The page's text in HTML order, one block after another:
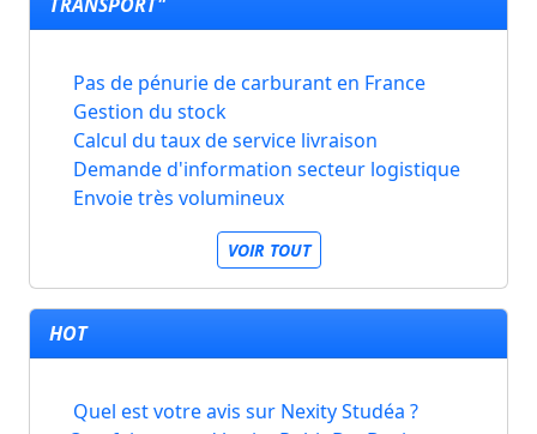
Pas de pénurie de carburant en France
Gestion du stock
Calcul du taux de service livraison
Demande d'information secteur logistique
Envoie très volumineux
VOIR TOUT
HOT
Quel est votre avis sur Nexity Studéa ?